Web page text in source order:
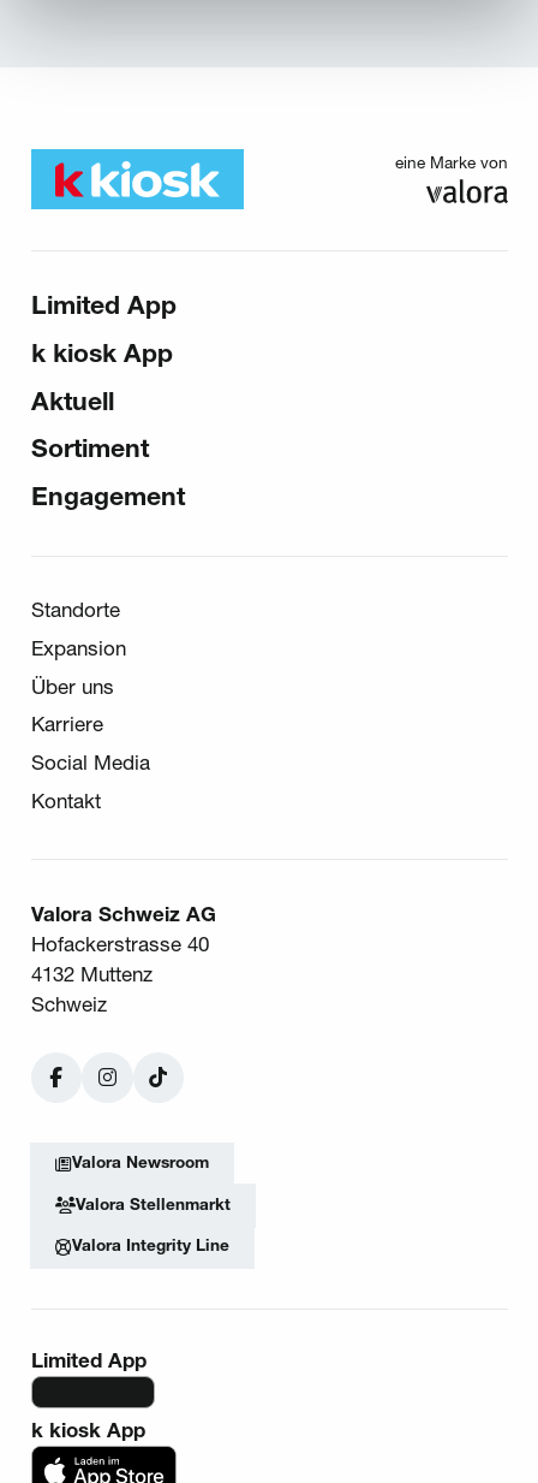
eine Marke von
Valora Schweiz AG
Hofackerstrasse 40
4132 Muttenz
Schweiz
FacebookInstagram
TikTok
Valora Newsroom
Valora Stellenmarkt
Valora Integrity Line
Sitemap
Limited App
k kiosk App
Aktuell
Sortiment
Engagement
Sekundär-Navigation
Standorte
Expansion
Über uns
Karriere
Social Media
Kontakt
Limited App
k kiosk App